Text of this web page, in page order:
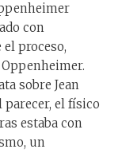
con
proceso,
sobre Jean
parecer, el físico
estaba con
un